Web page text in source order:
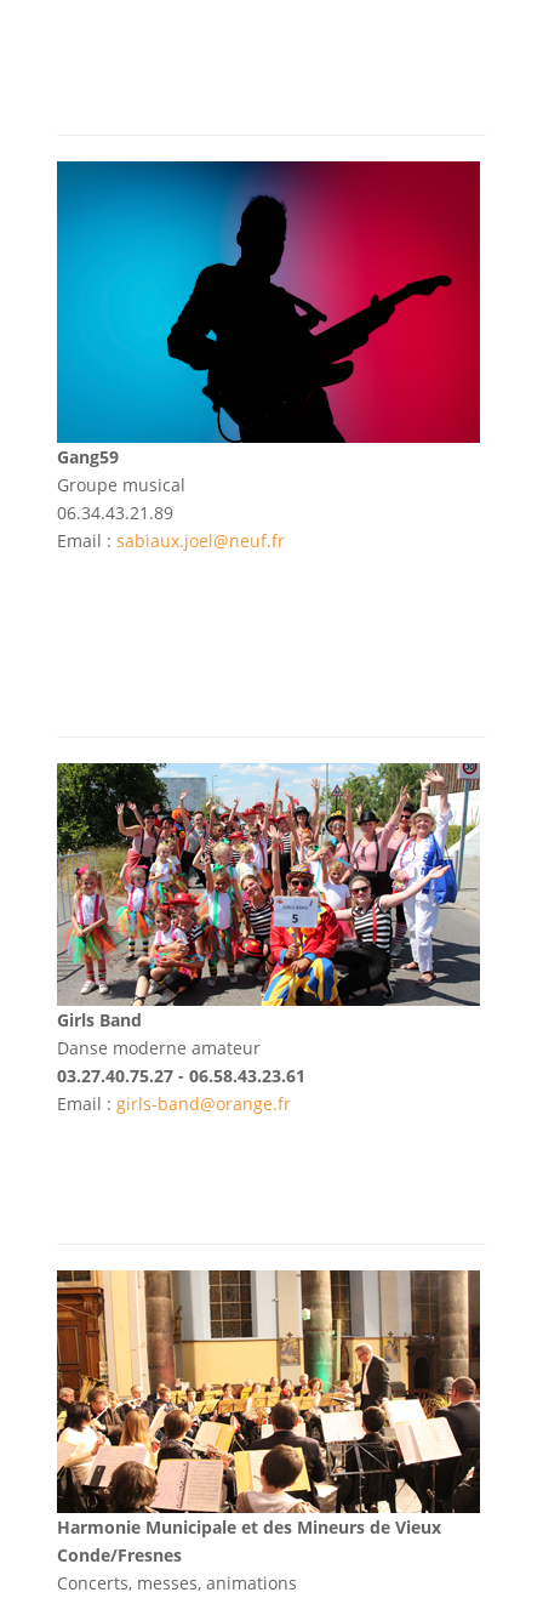
Gang59
Groupe musical
06.34.43.21.89
Email : sabiaux.joel@neuf.fr
Girls Band
Danse moderne amateur
03.27.40.75.27 - 06.58.43.23.61
Email : girls-band@orange.fr
Harmonie Municipale et des Mineurs de Vieux
Conde/Fresnes
Concerts, messes, animations